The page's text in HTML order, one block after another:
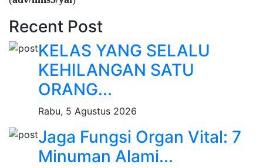
Recent Post
KELAS YANG SELALU
KEHILANGAN SATU
ORANG...
Rabu, 5 Agustus 2026
Jaga Fungsi Organ Vital: 7
Minuman Alami...